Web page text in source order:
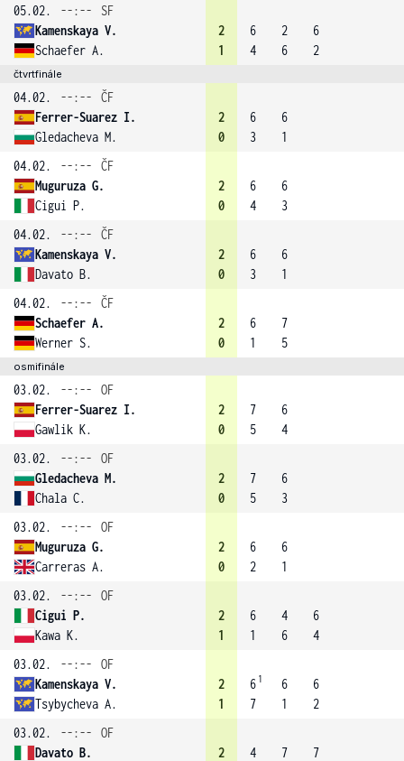
05.02.
--:--
SF
Kamenskaya V.
Schaefer A.
2
1
6
4
2
6
6
2
čtvrtfinále
04.02. --:--
ČF
Ferrer-Suarez I.
Gledacheva M.
2
0
6
3
6
1
04.02.
--:--
ČF
Muguruza G.
Cigui P.
2
0
6
4
6
3
04.02.
--:--
ČF
Kamenskaya V.
Davato B.
2
0
6
3
6
1
04.02.
--:--
ČF
Schaefer A.
Werner S.
2
0
6
1
7
5
osmifinále
03.02. --:--
OF
Ferrer-Suarez I.
Gawlik K.
2
0
7
5
6
4
03.02.
--:--
OF
Gledacheva M.
Chala C.
2
0
7
5
6
3
03.02.
--:--
OF
Muguruza G.
Carreras A.
2
0
6
2
6
1
03.02.
--:--
OF
Cigui P.
Kawa K.
2
1
6
1
4
6
6
4
03.02.
--:--
OF
Kamenskaya V.
Tsybycheva A.
2
1
6 1
7
6
1
6
2
03.02.
--:--
OF
Davato B.
2
4
7
7